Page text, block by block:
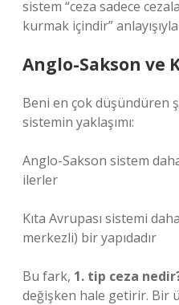
sistem “ceza sadece
kurmak içindir” anlayışıyla
Anglo-Sakson ve
Beni en çok düşündüren
sistemin yaklaşımı:
Anglo-Sakson sistem
ilerler
Kıta Avrupası sistemi
merkezli) bir yapıdadır
Bu fark, 1. tip ceza
değişken hale getirir. Bir